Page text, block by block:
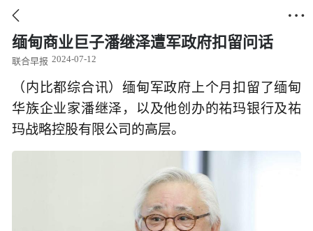
 
缅甸商业巨子潘继泽遭军政府扣留问话
联合早报 2024-07-12
（内比都综合讯）缅甸军政府上个月扣留了缅甸
华族企业家潘继泽，以及他创办的祐玛银行及祐
玛战略控股有限公司的高层。